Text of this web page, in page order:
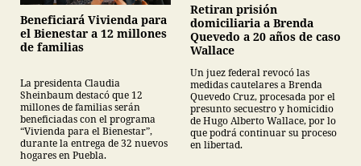
Beneficiará Vivienda para
el Bienestar a 12 millones
de familias
La presidenta Claudia
Sheinbaum destacó que 12
millones de familias serán
beneficiadas con el programa
“Vivienda para el Bienestar”,
durante la entrega de 32 nuevos
hogares en Puebla.
Retiran prisión
domiciliaria a Brenda
Quevedo a 20 años de caso
Wallace
Un juez federal revocó las
medidas cautelares a Brenda
Quevedo Cruz, procesada por el
presunto secuestro y homicidio
de Hugo Alberto Wallace, por lo
que podrá continuar su proceso
en libertad.